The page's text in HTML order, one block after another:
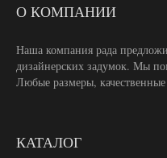
О КОМПАНИИ
Наша компания рада
дизайнерских задумок. Мы
Любые размеры,
КАТАЛОГ